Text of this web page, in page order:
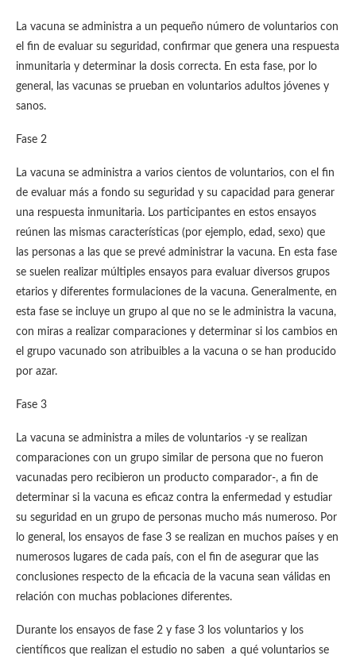
La vacuna se administra a un pequeño número de voluntarios con
el fin de evaluar su seguridad, confirmar que genera una respuesta
inmunitaria y determinar la dosis correcta. En esta fase, por lo
general, las vacunas se prueban en voluntarios adultos jóvenes y
sanos.
Fase 2
La vacuna se administra a varios cientos de voluntarios, con el fin
de evaluar más a fondo su seguridad y su capacidad para generar
una respuesta inmunitaria. Los participantes en estos ensayos
reúnen las mismas características (por ejemplo, edad, sexo) que
las personas a las que se prevé administrar la vacuna. En esta fase
se suelen realizar múltiples ensayos para evaluar diversos grupos
etarios y diferentes formulaciones de la vacuna. Generalmente, en
esta fase se incluye un grupo al que no se le administra la vacuna,
con miras a realizar comparaciones y determinar si los cambios en
el grupo vacunado son atribuibles a la vacuna o se han producido
por azar.
Fase 3
La vacuna se administra a miles de voluntarios -y se realizan
comparaciones con un grupo similar de persona que no fueron
vacunadas pero recibieron un producto comparador-, a fin de
determinar si la vacuna es eficaz contra la enfermedad y estudiar
su seguridad en un grupo de personas mucho más numeroso. Por
lo general, los ensayos de fase 3 se realizan en muchos países y en
numerosos lugares de cada país, con el fin de asegurar que las
conclusiones respecto de la eficacia de la vacuna sean válidas en
relación con muchas poblaciones diferentes.
Durante los ensayos de fase 2 y fase 3 los voluntarios y los
científicos que realizan el estudio no saben a qué voluntarios se